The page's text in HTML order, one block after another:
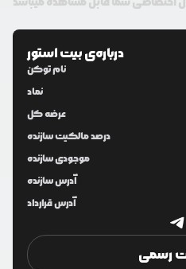
درباره‌یبیت استور
نام توکن
نماد
عرضه کل
درصد مالکیت سازنده
موجودی سازنده
آدرس سازنده
آدرس قرارداد
رسمی